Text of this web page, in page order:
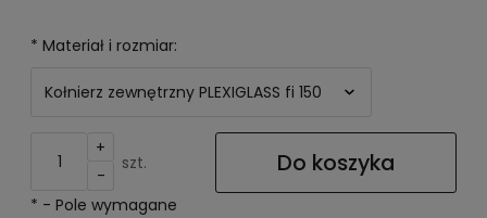
* Materiał i rozmiar:
+
-
szt. Do koszyka
* - Pole wymagane